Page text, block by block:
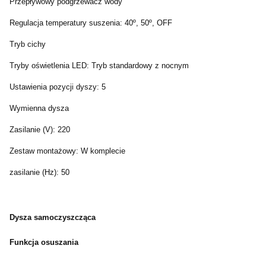
Regulacja temperatury suszenia: 40º, 50º, OFF
Tryb cichy
Tryby oświetlenia LED: Tryb standardowy z nocnym
Ustawienia pozycji dyszy: 5
Wymienna dysza
Zasilanie (V): 220
Zestaw montażowy: W komplecie
zasilanie (Hz): 50
Dysza samoczyszcząca
Funkcja osuszania